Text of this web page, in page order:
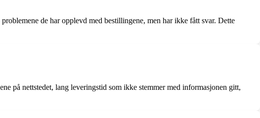
de har opplevd med bestillingene, men har ikke fått svar. Dette
på nettstedet, lang leveringstid som ikke stemmer med informasjonen gitt,